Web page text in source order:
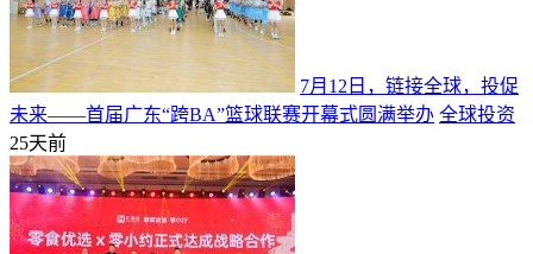
7月12日，链接全球，投促
未来——首届广东“跨BA”篮球联赛开幕式圆满举办 全球投资
25天前